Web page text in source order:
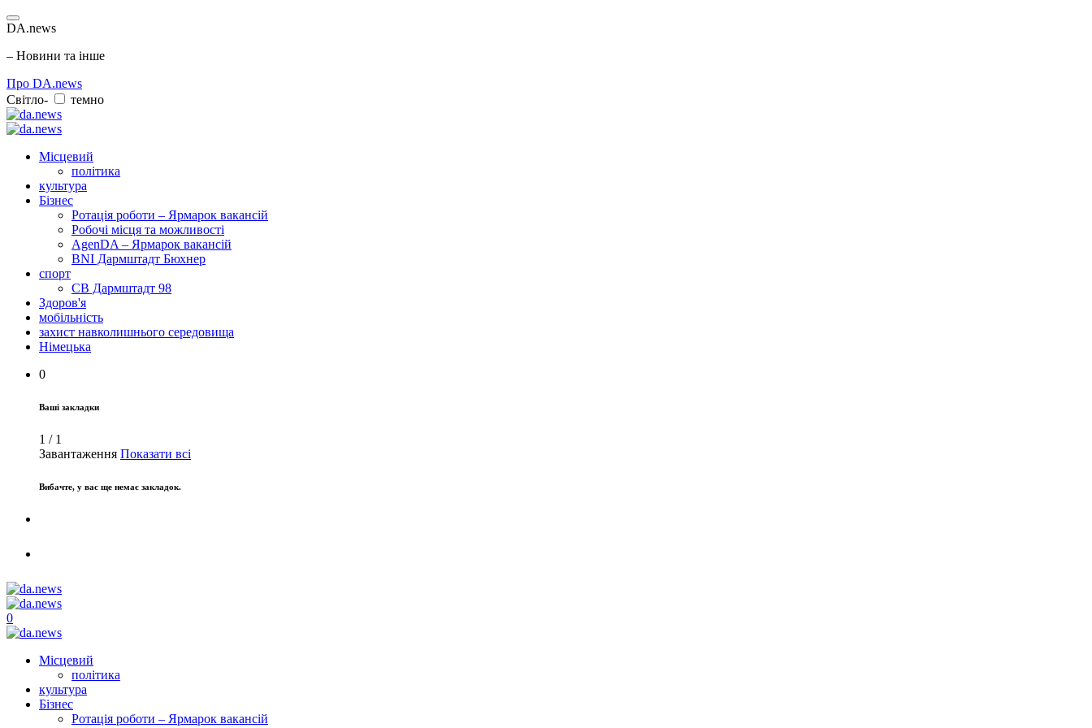
DA.news
– Новини та інше
Про DA.news
Світло-
темно
Місцевий
політика
культура
Бізнес
Ротація роботи – Ярмарок вакансій
Робочі місця та можливості
AgenDA – Ярмарок вакансій
BNI Дармштадт Бюхнер
спорт
СВ Дармштадт 98
Здоров'я
мобільність
захист навколишнього середовища
Німецька
0
Ваші закладки
1 / 1
Завантаження Показати всі
Вибачте, у вас ще немає закладок.
0
Місцевий
політика
культура
Бізнес
Ротація роботи – Ярмарок вакансій